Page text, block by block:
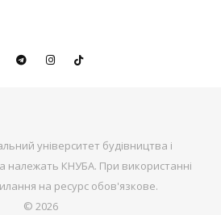
університет будівництва і
належать КНУБА. При використанні
на ресурс обов'язкове.
© 2026